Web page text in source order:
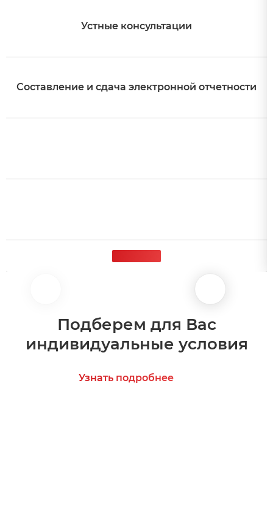
Устные консультации
Составление и сдача электронной отчетности
Подберем для Вас
индивидуальные условия
Узнать подробнее